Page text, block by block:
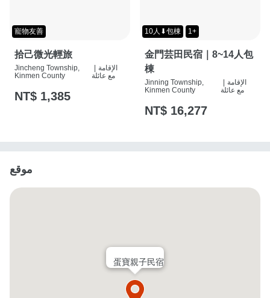
寵物友善
拾己微光輕旅
Jincheng Township,
Kinmen County
| الإقامة
مع عائلة
NT$ 1,385
10人⬇包棟 1+
金門芸田民宿｜8~14人包
棟
Jinning Township,
Kinmen County
| الإقامة
مع عائلة
NT$ 16,277
موقع
蛋寶親子民宿